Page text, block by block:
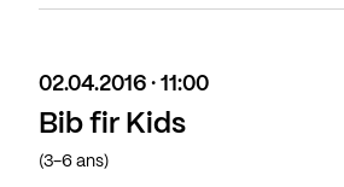
02.04.2016 · 11:00
Bib fir Kids
(3-6 ans)